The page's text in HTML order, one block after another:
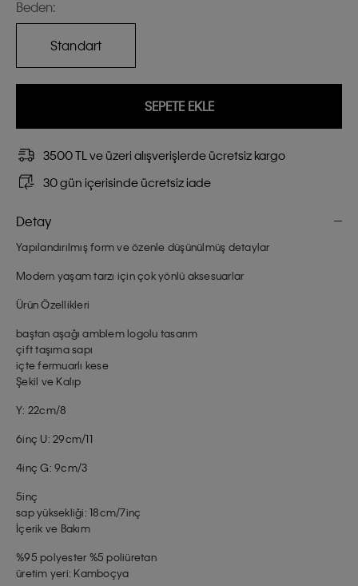
Beden:
Standart
SEPETE EKLE
3500 TL ve üzeri alışverişlerde ücretsiz kargo
30 gün içerisinde ücretsiz iade
Detay
Yapılandırılmış form ve özenle düşünülmüş detaylar
Modern yaşam tarzı için çok yönlü aksesuarlar
Ürün Özellikleri
baştan aşağı amblem logolu tasarım
çift taşıma sapı
içte fermuarlı kese
Şekil ve Kalıp
Y: 22cm/8
6inç U: 29cm/11
4inç G: 9cm/3
5inç
sap yüksekliği: 18cm/7inç
İçerik ve Bakım
%95 polyester %5 poliüretan
üretim yeri: Kamboçya